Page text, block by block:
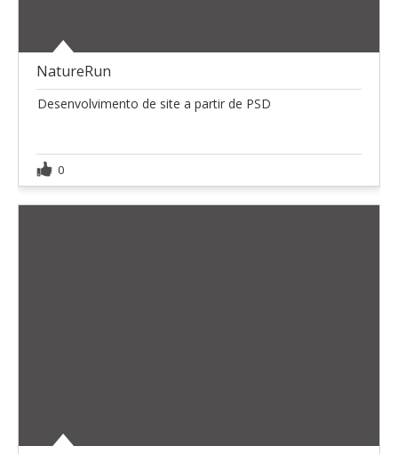
NatureRun
Desenvolvimento de site a partir de PSD
0